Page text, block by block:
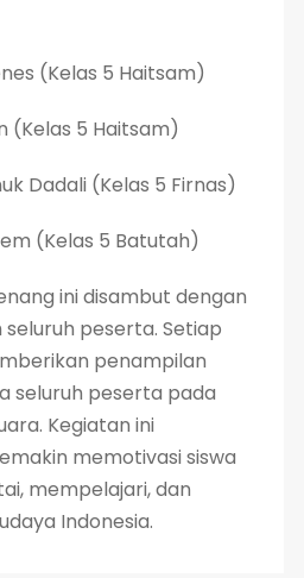
(Kelas 5 Haitsam)
(Kelas 5 Haitsam)
Dadali (Kelas 5 Firnas)
(Kelas 5 Batutah)
ini disambut dengan
peserta. Setiap
penampilan
seluruh peserta pada
Kegiatan ini
memotivasi siswa
mempelajari, dan
Indonesia.